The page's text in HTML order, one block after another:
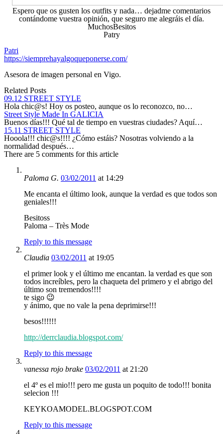
Espero que os gusten los outfits y nada… dejadme comentarios
contándome vuestra opinión, que seguro me alegráis el día.
MuchosBesitos
Patry
Patri
https://siemprehayalgoqueponerse.com/
Asesora de imagen personal en Vigo.
Related Posts
09.12 STREET STYLE
Hola chic@s! Hoy os posteo, aunque os lo reconozco, no…
Street Style Made In GALICIA
Buenos días!!! Qué tal de tiempo en vuestras ciudades? Aquí…
15.11 STREET STYLE
Hooola!!! chic@s!!!! ¿Cómo estáis? Nosotras volviendo a la
normalidad después…
There are 5 comments for this article
Paloma G. 03/02/2011 at 14:29
Me encanta el último look, aunque la verdad es que todos son
geniales!!!
Besitoss
Paloma – Très Mode
Reply to this message
Claudia 03/02/2011 at 19:05
el primer look y el último me encantan. la verdad es que son
todos increíbles, pero la chaqueta del primero y el abrigo del
último son tremendos!!!!
te sigo 😉
y ánimo, que no vale la pena deprimirse!!!
besos!!!!!!
http://derrclaudia.blogspot.com/
Reply to this message
vanessa rojo brake 03/02/2011 at 21:20
el 4º es el mio!!! pero me gusta un poquito de todo!!! bonita
selecion !!!
KEYKOAMODEL.BLOGSPOT.COM
Reply to this message